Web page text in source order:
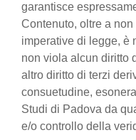
garantisce
Contenuto, oltre a
imperative di legge, è
non viola alcun diritto
altro diritto di terzi
consuetudine,
Studi di Padova da
e/o controllo della